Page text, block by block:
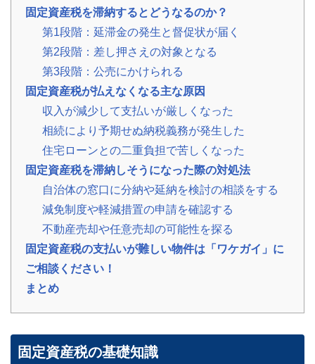
共
持
分・
空
き
家・
税
金
💬
お
客
の
声
依
い
た
だ
い
た
お
客
の
ビ
ュ
ー
固定資産税を滞納するとどうなるのか？
第1段階：延滞金の発生と督促状が届く
第2段階：差し押さえの対象となる
第3段階：公売にかけられる
固定資産税が払えなくなる主な原因
収入が減少して支払いが厳しくなった
相続により予期せぬ納税義務が発生した
住宅ローンとの二重負担で苦しくなった
固定資産税を滞納しそうになった際の対処法
自治体の窓口に分納や延納を検討の相談をする
減免制度や軽減措置の申請を確認する
不動産売却や任意売却の可能性を探る
固定資産税の支払いが難しい物件は「ワケガイ」に
ご相談ください！
まとめ
固定資産税の基礎知識